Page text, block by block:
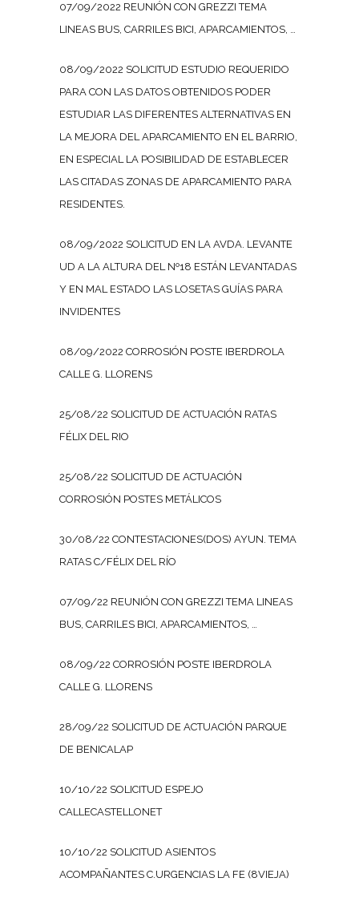
07/09/2022 REUNIÓN CON GREZZI TEMA
LINEAS BUS, CARRILES BICI, APARCAMIENTOS, …
08/09/2022 SOLICITUD ESTUDIO REQUERIDO
PARA CON LAS DATOS OBTENIDOS PODER
ESTUDIAR LAS DIFERENTES ALTERNATIVAS EN
LA MEJORA DEL APARCAMIENTO EN EL BARRIO,
EN ESPECIAL LA POSIBILIDAD DE ESTABLECER
LAS CITADAS ZONAS DE APARCAMIENTO PARA
RESIDENTES.
08/09/2022 SOLICITUD EN LA AVDA. LEVANTE
UD A LA ALTURA DEL Nº18 ESTÁN LEVANTADAS
Y EN MAL ESTADO LAS LOSETAS GUÍAS PARA
INVIDENTES
08/09/2022 CORROSIÓN POSTE IBERDROLA
CALLE G. LLORENS
25/08/22 SOLICITUD DE ACTUACIÓN RATAS
FÉLIX DEL RIO
25/08/22 SOLICITUD DE ACTUACIÓN
CORROSIÓN POSTES METÁLICOS
30/08/22 CONTESTACIONES(DOS) AYUN. TEMA
RATAS C/FÉLIX DEL RÍO
07/09/22 REUNIÓN CON GREZZI TEMA LINEAS
BUS, CARRILES BICI, APARCAMIENTOS, …
08/09/22 CORROSIÓN POSTE IBERDROLA
CALLE G. LLORENS
28/09/22 SOLICITUD DE ACTUACIÓN PARQUE
DE BENICALAP
10/10/22 SOLICITUD ESPEJO
CALLECASTELLONET
10/10/22 SOLICITUD ASIENTOS
ACOMPAÑANTES C.URGENCIAS LA FE (8VIEJA)